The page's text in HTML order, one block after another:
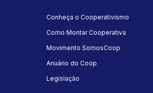
Conheça o Cooperativismo
Como Montar Cooperativa
Movimento SomosCoop
Anuário do Coop
Legislação